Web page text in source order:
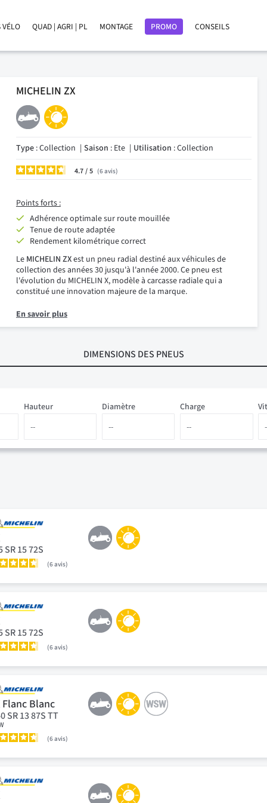
VÉLO QUAD | AGRI | PL MONTAGE PROMO CONSEILS
MICHELIN ZX
Type: Collection Saison : Ete Utilisation : Collection
4.7/ 6avis
Points forts :
Adhérence optimale sur route mouillée
Tenue de route adaptée
Rendement kilométrique correct
Le MICHELIN ZXest un pneu radial destiné aux véhicules de
collection des années 30 jusqu'à l'année 2000. Ce pneu est
l'évolution du MICHELIN X, modèle à carcasse radiale qui a
constitué une innovation majeure de la marque.
En savoir plus
DIMENSIONS DES PNEUS
Diamètre
Hauteur Charge
SR 15 72S
6avis
SR 15 72S
6avis
Flanc Blanc
SR 13 87S TT
6avis